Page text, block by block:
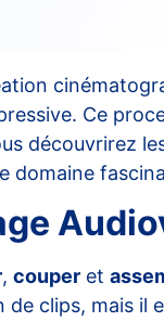
Ce
découvrirez
domaine
, couper et
de clips,